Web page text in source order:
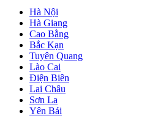
Hà Nội
Hà Giang
Cao Bằng
Bắc Kạn
Tuyên Quang
Lào Cai
Điện Biên
Lai Châu
Sơn La
Yên Bái